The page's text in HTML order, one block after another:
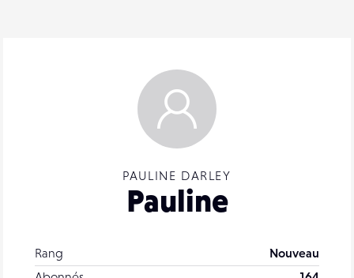
PAULINE DARLEY
Pauline
Rang
Nouveau